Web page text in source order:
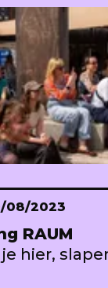
08/2023
RAUM
hier,